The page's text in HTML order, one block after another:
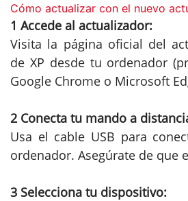
Cómo actualizar con el nuevo
1 Accede al actualizador:
Visita la página oficial del
de XP desde tu ordenador
Google Chrome o Microsoft
2 Conecta tu mando a
Usa el cable USB para
ordenador. Asegúrate de que
3 Selecciona tu dispositivo: